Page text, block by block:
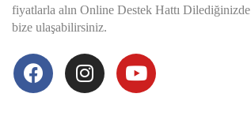
fiyatlarla alın Online Destek Hattı Dilediğinizde
bize ulaşabilirsiniz.